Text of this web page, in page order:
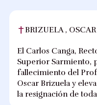
BRIZUELA ,
El Carlos Canga,
Superior Sarmiento,
fallecimiento del
Oscar Brizuela y
la resignación de